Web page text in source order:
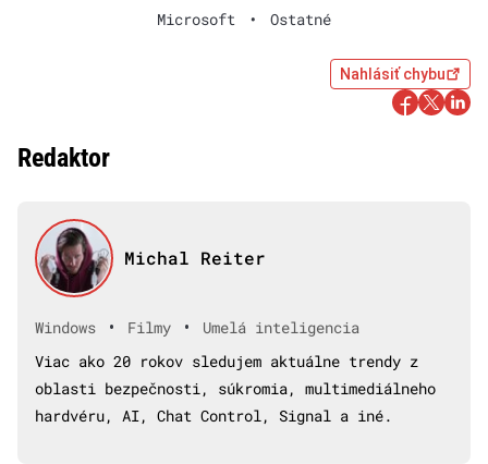
Microsoft • Ostatné
Nahlásiť chybu
Redaktor
Michal Reiter
Windows • Filmy •
Umelá inteligencia
Viac ako 20 rokov sledujem aktuálne trendy z
oblasti bezpečnosti, súkromia, multimediálneho
hardvéru, AI, Chat Control, Signal a iné.